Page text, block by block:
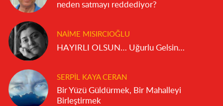
neden satmayı reddediyor?
NAIME MISIRCIOĞLU
HAYIRLI OLSUN… Uğurlu Gelsin…
SERPIL KAYA CERAN
Bir Yüzü Güldürmek, Bir Mahalleyi
Birleştirmek